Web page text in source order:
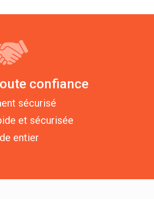
confiance
sécurisé
et sécurisée
entier